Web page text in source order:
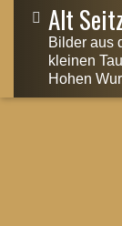
Alt
Bilder aus
kleinen
Hohen